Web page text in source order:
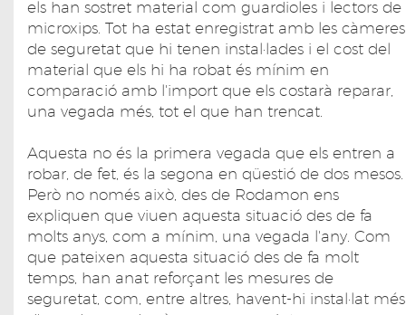
els han sostret material com guardioles i lectors de
microxips. Tot ha estat enregistrat amb les càmeres
de seguretat que hi tenen instal·lades i el cost del
material que els hi ha robat és mínim en
comparació amb l'import que els costarà reparar,
una vegada més, tot el que han trencat.
Aquesta no és la primera vegada que els entren a
robar, de fet, és la segona en qüestió de dos mesos.
Però no només això, des de Rodamon ens
expliquen que viuen aquesta situació des de fa
molts anys, com a mínim, una vegada l'any. Com
que pateixen aquesta situació des de fa molt
temps, han anat reforçant les mesures de
seguretat, com, entre altres, havent-hi instal·lat més